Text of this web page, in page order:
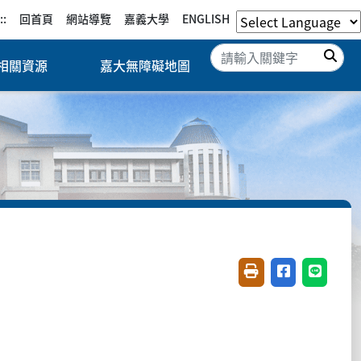
回首頁 網站導覽 嘉義大學 ENGLISH
關資源 嘉大無障礙地圖
搜
友善列印(開新視窗)
分享至臉書(
分享至